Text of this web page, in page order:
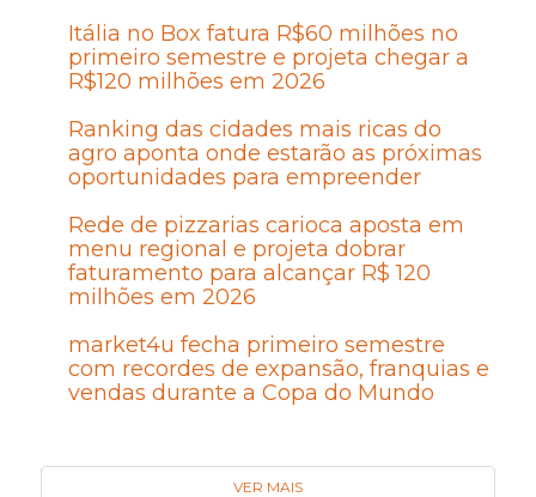
Itália no Box fatura R$60 milhões no
primeiro semestre e projeta chegar a
R$120 milhões em 2026
Ranking das cidades mais ricas do
agro aponta onde estarão as próximas
oportunidades para empreender
Rede de pizzarias carioca aposta em
menu regional e projeta dobrar
faturamento para alcançar R$ 120
milhões em 2026
market4u fecha primeiro semestre
com recordes de expansão, franquias e
vendas durante a Copa do Mundo
VER MAIS